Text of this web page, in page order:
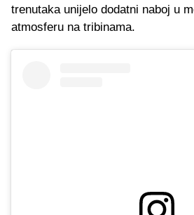
trenutaka unijelo dodatni naboj u
atmosferu na tribinama.